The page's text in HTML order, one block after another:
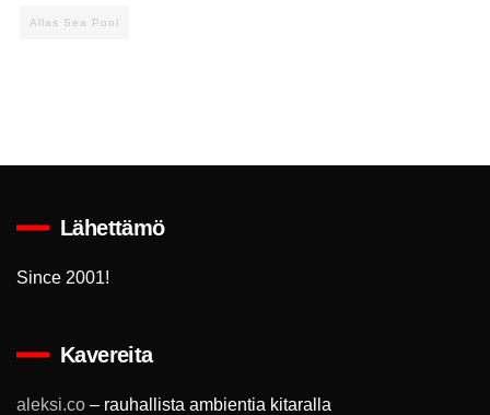
Allas Sea Pool
Lähettämö
Since 2001!
Kavereita
aleksi.co – rauhallista ambientia kitaralla